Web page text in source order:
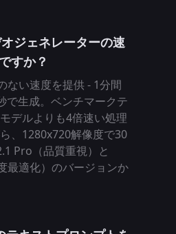
ジェネレーターの速
すか？
ない速度を提供 - 1分間
で生成。ベンチマークテ
デルよりも4倍速い処理
、1280x720解像度で30
Pro（品質重視）と
最適化）のバージョンか